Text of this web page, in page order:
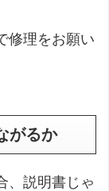
修理をお願い
がるか
、説明書じゃ